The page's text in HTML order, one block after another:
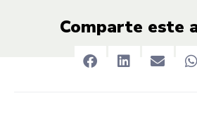
Comparte este